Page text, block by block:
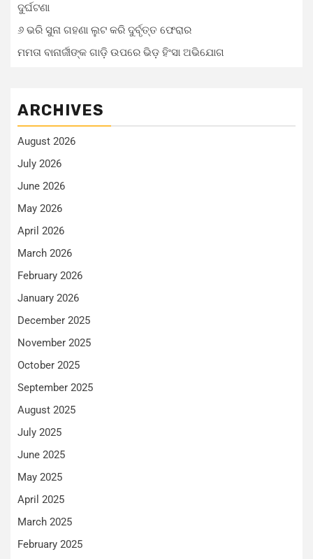
ଦୁର୍ଘଟଣା
୬ ଭରି ସୁନା ଗହଣା ଲୁଟ କରି ଦୁର୍ବୃତ୍ତ ଫେରାର
ମମତା ବାନାର୍ଜୀଙ୍କ ଗାଡ଼ି ଉପରେ ଭିଡ଼ ହିଂସା ଅଭିଯୋଗ
ARCHIVES
August 2026
July 2026
June 2026
May 2026
April 2026
March 2026
February 2026
January 2026
December 2025
November 2025
October 2025
September 2025
August 2025
July 2025
June 2025
May 2025
April 2025
March 2025
February 2025